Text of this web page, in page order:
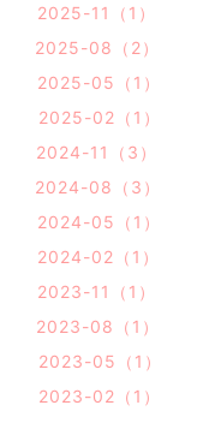
2025-11（1）
2025-08（2）
2025-05（1）
2025-02（1）
2024-11（3）
2024-08（3）
2024-05（1）
2024-02（1）
2023-11（1）
2023-08（1）
2023-05（1）
2023-02（1）